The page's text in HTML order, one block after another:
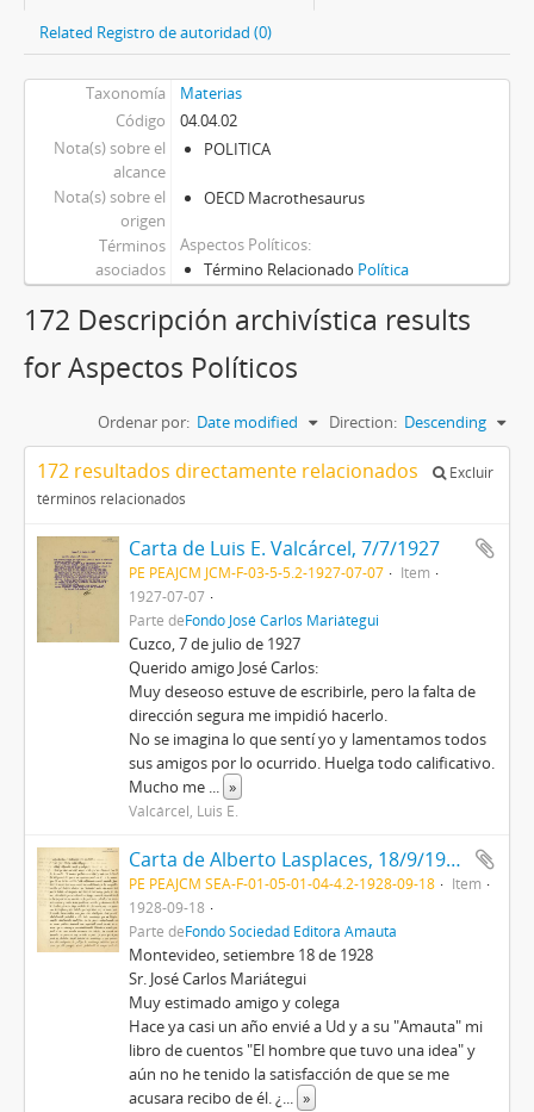
Related Registro de autoridad (0)
Taxonomía
Materias
Código
04.04.02
Nota(s) sobre el
alcance
POLITICA
Nota(s) sobre el
origen
OECD Macrothesaurus
Términos
asociados
Aspectos Políticos
Término Relacionado Política
172 Descripción archivística results
for Aspectos Políticos
Ordenar por: Date modified Direction: Descending
172 resultados directamente relacionados
Excluir
términos relacionados
Carta de Luis E. Valcárcel, 7/7/1927
PE PEAJCM JCM-F-03-5-5.2-1927-07-07
Item
1927-07-07
Parte deFondo José Carlos Mariátegui
Cuzco, 7 de julio de 1927
Querido amigo José Carlos:
Muy deseoso estuve de escribirle, pero la falta de
dirección segura me impidió hacerlo.
No se imagina lo que sentí yo y lamentamos todos
sus amigos por lo ocurrido. Huelga todo calificativo.
Mucho me ... »
Valcárcel, Luis E.
Carta de Alberto Lasplaces, 18/9/1928
PE PEAJCM SEA-F-01-05-01-04-4.2-1928-09-18
Item
1928-09-18
Parte deFondo Sociedad Editora Amauta
Montevideo, setiembre 18 de 1928
Sr. José Carlos Mariátegui
Muy estimado amigo y colega
Hace ya casi un año envié a Ud y a su "Amauta" mi
libro de cuentos "El hombre que tuvo una idea" y
aún no he tenido la satisfacción de que se me
acusara recibo de él. ¿... »